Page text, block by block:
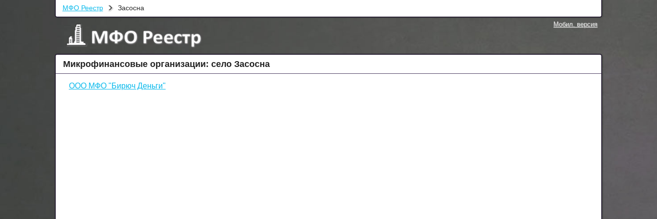
МФО Реестр Засосна
Мобил. версия
Микрофинансовые организации: село Засосна
ООО МФО "Бирюч Деньги"